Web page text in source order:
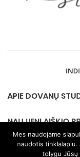
APIE DOVANŲ
NAUJIENLAIŠKIO
KONTAKTAI
Mes naudojame
naudotis
tolygu Jūsų